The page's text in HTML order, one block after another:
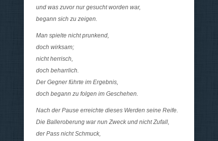
und was zuvor nur gesucht worden war,
begann sich zu zeigen.
Man spielte nicht prunkend,
doch wirksam;
nicht herrisch,
doch beharrlich.
Der Gegner führte im Ergebnis,
doch begann zu folgen im Geschehen.
Nach der Pause erreichte dieses Werden seine Reife.
Die Balleroberung war nun Zweck und nicht Zufall,
der Pass nicht Schmuck,